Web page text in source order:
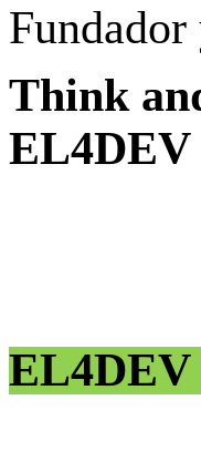
Think
EL4DEV
EL4DEV